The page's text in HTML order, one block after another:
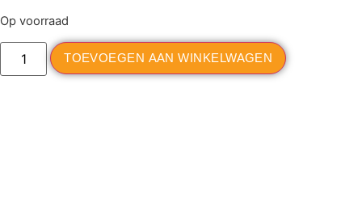
Op voorraad
TOEVOEGEN AAN WINKELWAGEN